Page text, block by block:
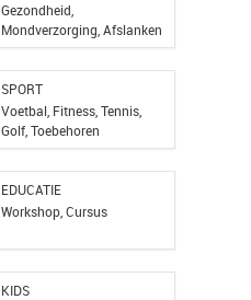
Gezondheid,
Mondverzorging, Afslanken
SPORT
Voetbal, Fitness, Tennis,
Golf, Toebehoren
EDUCATIE
Workshop, Cursus
KIDS